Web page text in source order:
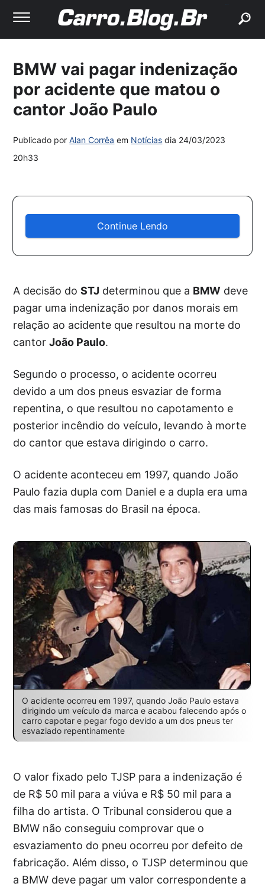
BMW vai pagar indenização
por acidente que matou o
cantor João Paulo
Publicado porAlan Corrêa em Notícias dia 24/03/2023
20h33
Continue Lendo
A decisão doSTJ determinou que a BMW deve
pagar uma indenização por danos morais em
relação ao acidente que resultou na morte do
cantorJoão Paulo.
Segundo o processo, o acidente ocorreu
devido a um dos pneus esvaziar de forma
repentina, o que resultou no capotamento e
posterior incêndio do veículo, levando à morte
do cantor que estava dirigindo o carro.
O acidente aconteceu em 1997, quando João
Paulo fazia dupla com Daniel e a dupla era uma
das mais famosas do Brasil na época.
O acidente ocorreu em 1997, quando João Paulo estava
dirigindo um veículo da marca e acabou falecendo após o
carro capotar e pegar fogo devido a um dos pneus ter
esvaziado repentinamente
O valor fixado pelo TJSP para a indenização é
de R$ 50 mil para a viúva e R$ 50 mil para a
filha do artista. O Tribunal considerou que a
BMW não conseguiu comprovar que o
esvaziamento do pneu ocorreu por defeito de
fabricação. Além disso, o TJSP determinou que
a BMW deve pagar um valor correspondente a